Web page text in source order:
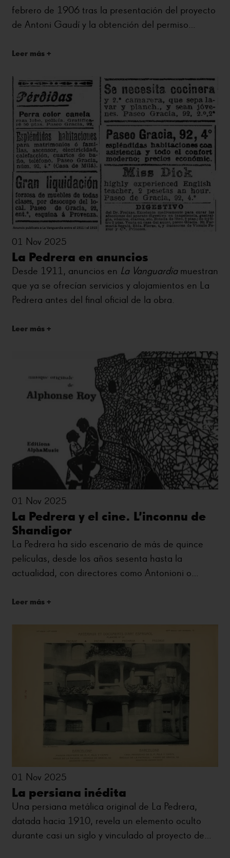
febrero de 1906 tras la presentación del proyecto
de Antoni Gaudí y la obtención del permiso
Leer más +
01 Nov 2025
La Pedrera en anuncios
Desde 1911, anuncios en La Vanguardiamuestran
que ya se ofrecían servicios y alojamientos en La
Pedrera antes del final oficial de la obra.
Leer más +
01 Nov 2025
La Pedrera y el cine. L’inconnu de
Shandigor
La Pedrera ha sido escenario de más de quince
películas, desde los años sesenta hasta la
actualidad, con directores como Antonioni o
Leer más +
01 Nov 2025
La persiana inédita
Una persiana metálica original de La Pedrera,
datada hacia 1910, revela un elemento oculto
durante casi un siglo y vinculado al proyecto de